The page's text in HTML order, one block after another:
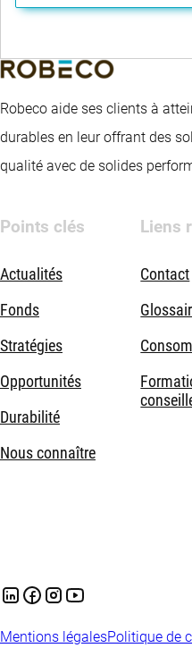
Robeco aide ses clients à
durables en leur offrant des
qualité avec de solides
Points clés
Actualités
Fonds
Stratégies
Opportunités
Durabilité
Nous connaître
Liens
Contact
Mentions légalesPolitique de